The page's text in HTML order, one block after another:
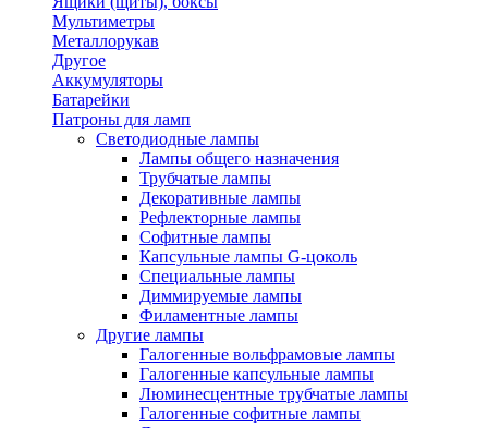
Мультиметры
Металлорукав
Другое
Аккумуляторы
Батарейки
Патроны для ламп
Светодиодные лампы
Лампы общего назначения
Трубчатые лампы
Декоративные лампы
Рефлекторные лампы
Софитные лампы
Капсульные лампы G-цоколь
Специальные лампы
Диммируемые лампы
Филаментные лампы
Другие лампы
Галогенные вольфрамовые лампы
Галогенные капсульные лампы
Люминесцентные трубчатые лампы
Галогенные софитные лампы